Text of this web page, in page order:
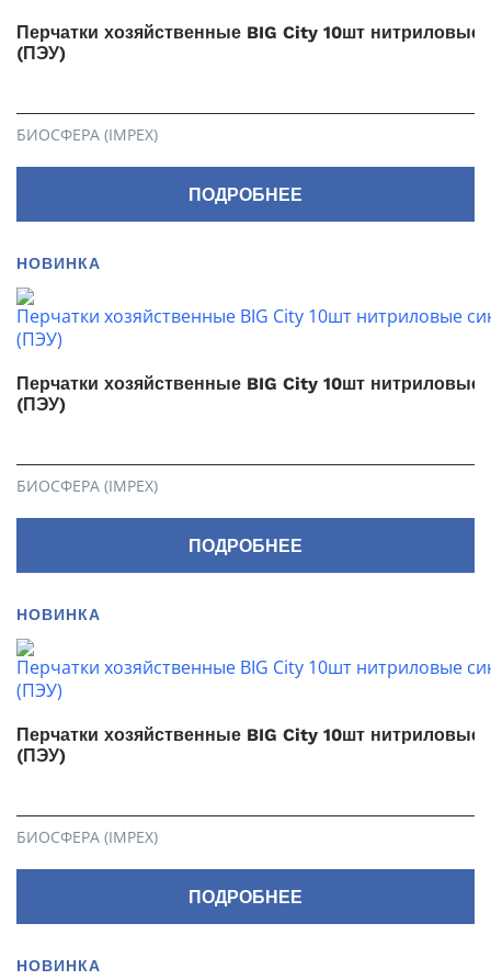
Перчатки хозяйственные BIG City 10шт нитриловые
(ПЭУ)
БИОСФЕРА (IMPEX)
ПОДРОБНЕЕ
НОВИНКА
Перчатки хозяйственные BIG City 10шт нитриловые
(ПЭУ)
БИОСФЕРА (IMPEX)
ПОДРОБНЕЕ
НОВИНКА
Перчатки хозяйственные BIG City 10шт нитриловые
(ПЭУ)
БИОСФЕРА (IMPEX)
ПОДРОБНЕЕ
НОВИНКА